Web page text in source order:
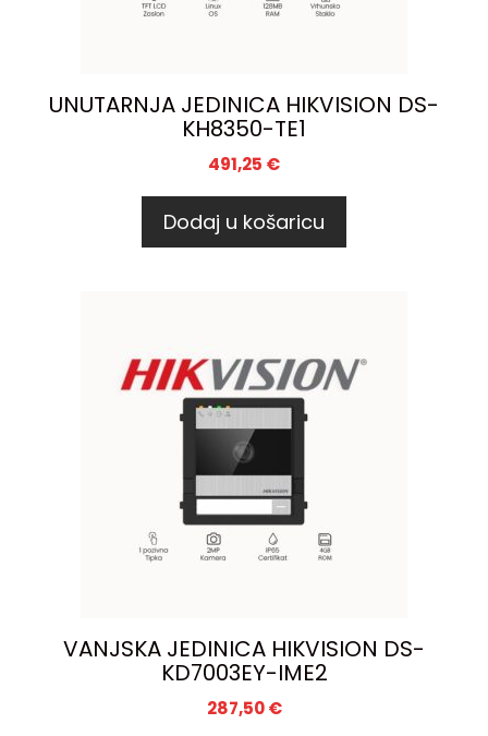
UNUTARNJA JEDINICA HIKVISION DS-
KH8350-TE1
491,25 €
Dodaj u košaricu
VANJSKA JEDINICA HIKVISION DS-
KD7003EY-IME2
287,50€